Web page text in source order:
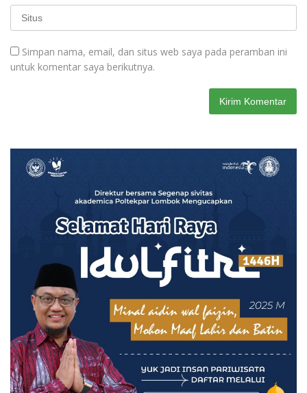
Simpan nama, email, dan situs web saya pada peramban ini
untuk komentar saya berikutnya.